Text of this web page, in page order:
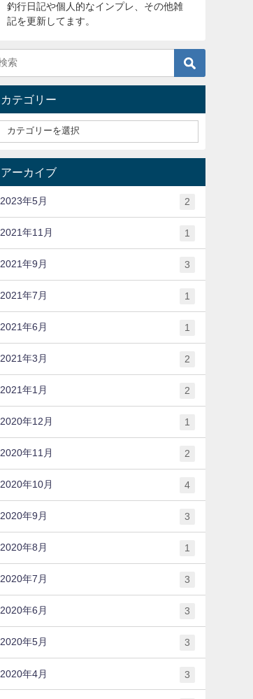
釣行日記や個人的なインプレ、その他雑
記を更新してます。
カテゴリー
アーカイブ
2023年5月 2
2021年11月 1
2021年9月 3
2021年7月 1
2021年6月 1
2021年3月 2
2021年1月 2
2020年12月 1
2020年11月 2
2020年10月 4
2020年9月 3
2020年8月 1
2020年7月 3
2020年6月 3
2020年5月 3
2020年4月 3